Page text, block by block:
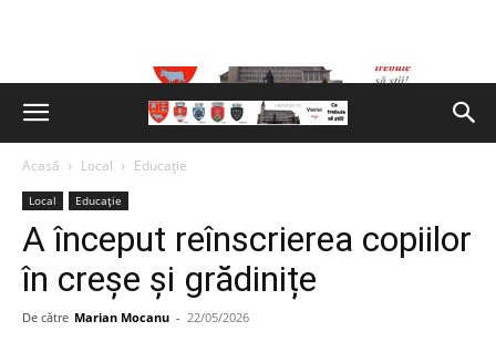
Acasă Local Educație
Local Educație
A început reînscrierea copiilor
în creșe și grădinițe
De către Marian Mocanu - 22/05/2026